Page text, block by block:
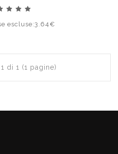
escluse:3.64€
di 1 (1 pagine)